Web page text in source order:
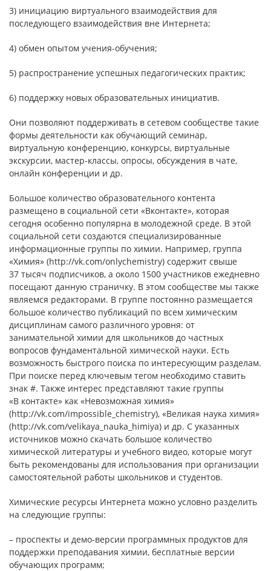
3) инициацию виртуального взаимодействия для
последующего взаимодействия вне Интернета;
4) обмен опытом учения-обучения;
5) распространение успешных педагогических практик;
6) поддержку новых образовательных инициатив.
Они позволяют поддерживать в сетевом сообществе такие
формы деятельности как обучающий семинар,
виртуальную конференцию, конкурсы, виртуальные
экскурсии, мастер-классы, опросы, обсуждения в чате,
онлайн конференции и др.
Большое количество образовательного контента
размещено в социальной сети «Вконтакте», которая
сегодня особенно популярна в молодежной среде. В этой
социальной сети создаются специализированные
информационные группы по химии. Например, группа
«Химия» (http://vk.com/onlychemistry) содержит свыше
37 тысяч подписчиков, а около 1500 участников ежедневно
посещают данную страничку. В этом сообществе мы также
являемся редакторами. В группе постоянно размещается
большое количество публикаций по всем химическим
дисциплинам самого различного уровня: от
занимательной химии для школьников до частных
вопросов фундаментальной химической науки. Есть
возможность быстрого поиска по интересующим разделам.
При поиске перед ключевым тегом необходимо ставить
знак #. Также интерес представляют такие группы
«В контакте» как «Невозможная химия»
(http://vk.com/impossible_chemistry), «Великая наука химия»
(http://vk.com/velikaya_nauka_himiya) и др. С указанных
источников можно скачать большое количество
химической литературы и учебного видео, которые могут
быть рекомендованы для использования при организации
самостоятельной работы школьников и студентов.
Химические ресурсы Интернета можно условно разделить
на следующие группы:
– проспекты и демо-версии программных продуктов для
поддержки преподавания химии, бесплатные версии
обучающих программ;